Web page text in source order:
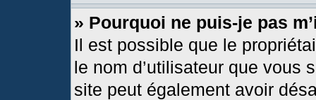
» Pourquoi ne puis-je pas
Il est possible que le
le nom d’utilisateur que vous
site peut également avoir